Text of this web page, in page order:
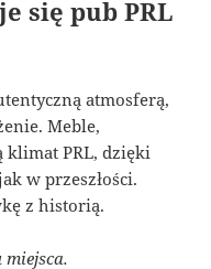
się pub PRL
atmosferą,
Meble,
klimat PRL, dzięki
w przeszłości.
z historią.